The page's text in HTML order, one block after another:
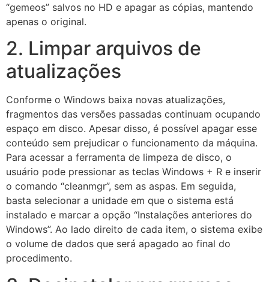
“gemeos” salvos no HD e apagar as cópias, mantendo
apenas o original.
2. Limpar arquivos de
atualizações
Conforme o Windows baixa novas atualizações,
fragmentos das versões passadas continuam ocupando
espaço em disco. Apesar disso, é possível apagar esse
conteúdo sem prejudicar o funcionamento da máquina.
Para acessar a ferramenta de limpeza de disco, o
usuário pode pressionar as teclas Windows + R e inserir
o comando “cleanmgr”, sem as aspas. Em seguida,
basta selecionar a unidade em que o sistema está
instalado e marcar a opção “Instalações anteriores do
Windows”. Ao lado direito de cada item, o sistema exibe
o volume de dados que será apagado ao final do
procedimento.